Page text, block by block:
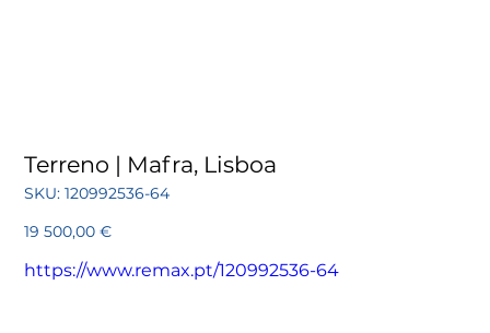
Terreno | Mafra, Lisboa
SKU: SKU
120992536-
120992536-64
Preço
19 500,00 €
https://www.remax.pt/120992536-64